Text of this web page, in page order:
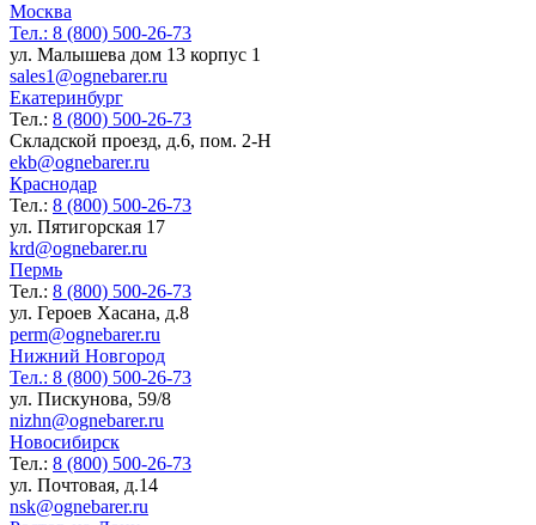
Москва
Тел.: 8 (800) 500-26-73
ул. Малышева дом 13 корпус 1
sales1@ognebarer.ru
Екатеринбург
Тел.: 8 (800) 500-26-73
Складской проезд, д.6, пом. 2-Н
ekb@ognebarer.ru
Краснодар
Тел.: 8 (800) 500-26-73
ул. Пятигорская 17
krd@ognebarer.ru
Пермь
Тел.: 8 (800) 500-26-73
ул. Героев Хасана, д.8
perm@ognebarer.ru
Нижний Новгород
Тел.: 8 (800) 500-26-73
ул. Пискунова, 59/8
nizhn@ognebarer.ru
Новосибирск
Тел.: 8 (800) 500-26-73
ул. Почтовая, д.14
nsk@ognebarer.ru